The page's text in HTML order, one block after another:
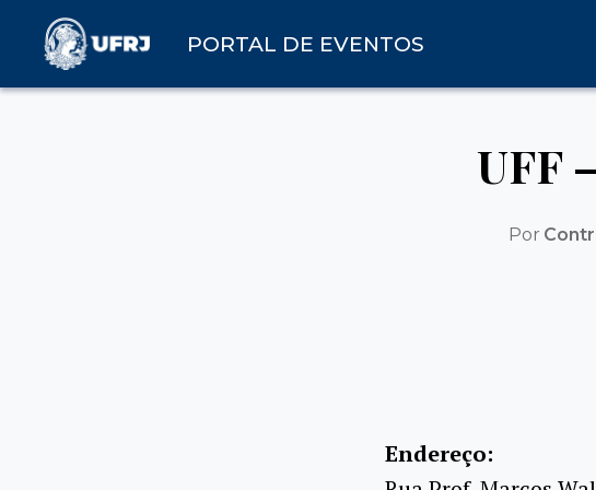
PORTAL DE EVENTOS
UFF
Por
Endereço: